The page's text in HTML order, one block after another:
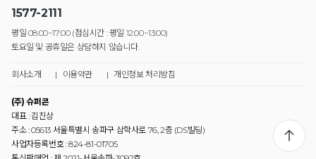
1577-2111
평일 08:00~17:00 (점심시간 : 평일 12:00~13:00)
토요일 및 공휴일은 상담하지 않습니다.
회사소개 | 이용약관 | 개인정보 처리방침
(주) 슈퍼콘
대표 : 김진상
주소 : 05613 서울특별시 송파구 삼학사로 76, 2층 (DS빌딩)
사업자등록번호 : 824-81-01705